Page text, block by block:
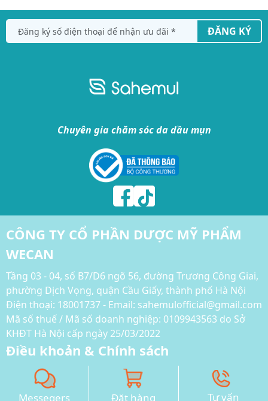
ĐĂNG KÝ
Chuyên gia chăm sóc da dầu mụn
CÔNG TY CỔ PHẦN DƯỢC MỸ PHẨM
WECAN
Tầng 03 - 04, số B7/D6 ngõ 56, đường Trương Công Giai,
phường Dịch Vọng, quận Cầu Giấy, thành phố Hà Nội
Điện thoại: 18001737 - Email: sahemulofficial@gmail.com
Mã số thuế / Mã số doanh nghiệp: 0109943563 do Sở
KHĐT Hà Nội cấp ngày 25/03/2022
Điều khoản & Chính sách
Chính sách thanh toán và vận chuyển
Chính sách hoàn tiền và xử lý khiếu nại
Messegers Đặt hàng Tư vấn